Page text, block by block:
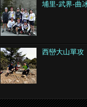
埔里-武界-曲
西巒大山單攻